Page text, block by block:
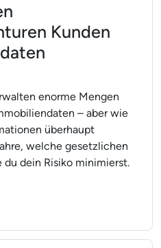
Kunden
enorme Mengen
– aber wie
überhaupt
welche gesetzlichen
dein Risiko minimierst.
lange sollten